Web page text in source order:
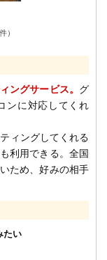
）
ングサービス。 グ
ンに対応してくれ
ィングしてくれる
利用できる。全国
ため、好みの相手
たい